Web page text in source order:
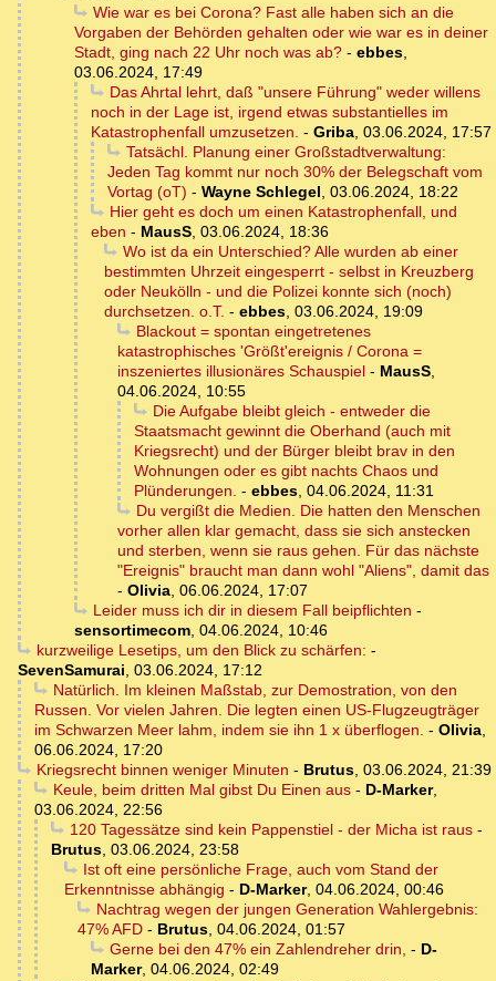
Wie war es bei Corona? Fast alle haben sich an die
Vorgaben der Behörden gehalten oder wie war es in deiner
Stadt, ging nach 22 Uhr noch was ab? - ebbes
03.06.2024, 17:49
Das Ahrtal lehrt, daß "unsere Führung" weder willens
noch in der Lage ist, irgend etwas substantielles im
Katastrophenfall umzusetzen. - Griba 03.06.2024, 17:57
Tatsächl. Planung einer Großstadtverwaltung:
Jeden Tag kommt nur noch 30% der Belegschaft vom
Vortag (oT) - Wayne Schlegel 03.06.2024, 18:22
Hier geht es doch um einen Katastrophenfall, und
eben - MausS 03.06.2024, 18:36
Wo ist da ein Unterschied? Alle wurden ab einer
bestimmten Uhrzeit eingesperrt - selbst in Kreuzberg
oder Neukölln - und die Polizei konnte sich (noch)
durchsetzen. o.T. - ebbes 03.06.2024, 19:09
Blackout = spontan eingetretenes
katastrophisches 'Größt'ereignis / Corona =
inszeniertes illusionäres Schauspiel - MausS
04.06.2024, 10:55
Die Aufgabe bleibt gleich - entweder die
Staatsmacht gewinnt die Oberhand (auch mit
Kriegsrecht) und der Bürger bleibt brav in den
Wohnungen oder es gibt nachts Chaos und
Plünderungen. - ebbes 04.06.2024, 11:31
Du vergißt die Medien. Die hatten den Menschen
vorher allen klar gemacht, dass sie sich anstecken
und sterben, wenn sie raus gehen. Für das nächste
"Ereignis" braucht man dann wohl "Aliens", damit das
- Olivia 06.06.2024, 17:07
Leider muss ich dir in diesem Fall beipflichten -
sensortimecom 04.06.2024, 10:46
kurzweilige Lesetips, um den Blick zu schärfen: -
SevenSamurai 03.06.2024, 17:12
Natürlich. Im kleinen Maßstab, zur Demostration, von den
Russen. Vor vielen Jahren. Die legten einen US-Flugzeugträger
im Schwarzen Meer lahm, indem sie ihn 1 x überflogen. - Olivia
06.06.2024, 17:20
Kriegsrecht binnen weniger Minuten - Brutus, 03.06.2024, 21:39
Keule, beim dritten Mal gibst Du Einen aus- D-Marker,
03.06.2024, 22:56
120 Tagessätze sind kein Pappenstiel - der Micha ist raus-
Brutus 03.06.2024, 23:58
Ist oft eine persönliche Frage, auch vom Stand der
Erkenntnisse abhängig - D-Marker, 04.06.2024, 00:46
Nachtrag wegen der jungen Generation Wahlergebnis:
47% AFD - Brutus 04.06.2024, 01:57
Gerne bei den 47% ein Zahlendreher drin, - D-
Marker, 04.06.2024, 02:49